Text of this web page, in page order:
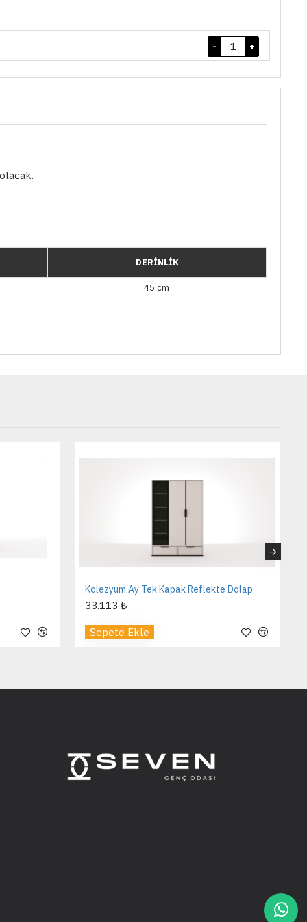
+
-
DERİNLİK
45 cm
Kolezyum Ay Tek Kapak Reflekte Dolap
33.113 ₺
Sepete Ekle